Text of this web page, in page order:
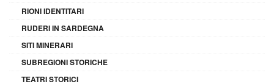
RIONI IDENTITARI
RUDERI IN SARDEGNA
SITI MINERARI
SUBREGIONI STORICHE
TEATRI STORICI